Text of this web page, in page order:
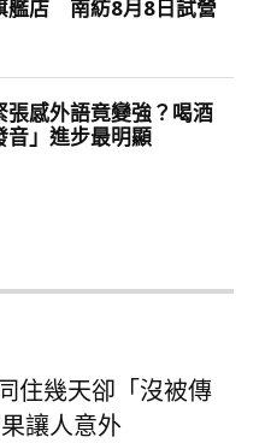
住幾天卻「沒被傳
讓人意外